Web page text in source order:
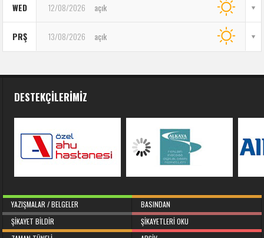
WED 12/08/2026 açık
PRŞ 13/08/2026 açık
DESTEKÇILERIMIZ
YAZIŞMALAR / BELGELER
BASINDAN
ŞIKAYET BILDIR
ŞIKAYETLERI OKU